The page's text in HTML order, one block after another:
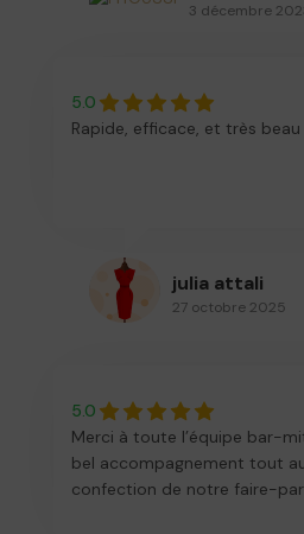
3 décembre
5.0
Rapide, efficace, et très
julia attali
27 octobre 2025
5.0
Merci à toute l’équipe bar-
bel accompagnement tout
confection de notre faire-